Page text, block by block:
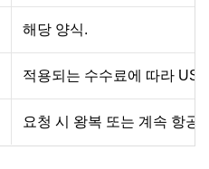
해당 양식.
적용되는 수수료에 따라
요청 시 왕복 또는 계속 항공